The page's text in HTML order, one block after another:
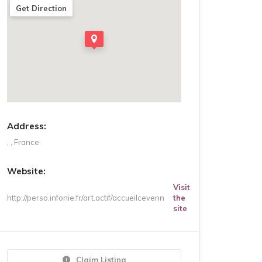
Get Direction
Address:
, , France
Website:
http://perso.infonie.fr/art.actif/accueilcevenn
Visit
the
site
Claim Listing